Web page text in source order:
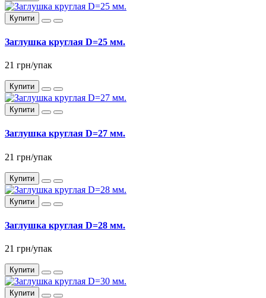
Купити
Заглушка круглая D=25 мм.
21 грн/упак
Купити
Купити
Заглушка круглая D=27 мм.
21 грн/упак
Купити
Купити
Заглушка круглая D=28 мм.
21 грн/упак
Купити
Купити